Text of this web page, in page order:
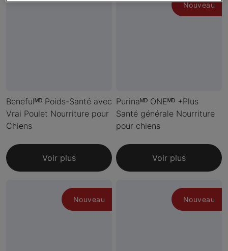
Benefulᴹᴰ Poids-Santé avec
Vrai Poulet Nourriture pour
Chiens
Voir plus
Nouveau
Purinaᴹᴰ ONEᴹᴰ +Plus
Santé générale Nourriture
pour chiens
Voir plus
Nouveau Nouveau